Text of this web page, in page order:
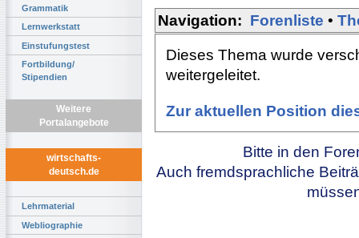
Grammatik
Lernwerkstatt
Einstufungstest
Fortbildung/
Stipendien
Weitere
Portalangebote
wirtschafts-
deutsch.de
Lehrmaterial
Webliographie
Navigation: Forenliste •
Dieses Thema wurde
weitergeleitet.
Zur aktuellen Position
Bitte in den
Auch fremdsprachliche